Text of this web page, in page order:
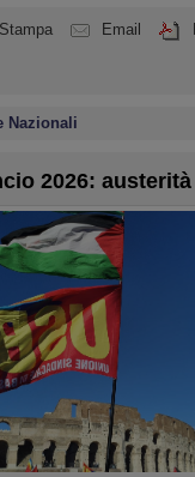
Stampa Email
Nazionali
2026: